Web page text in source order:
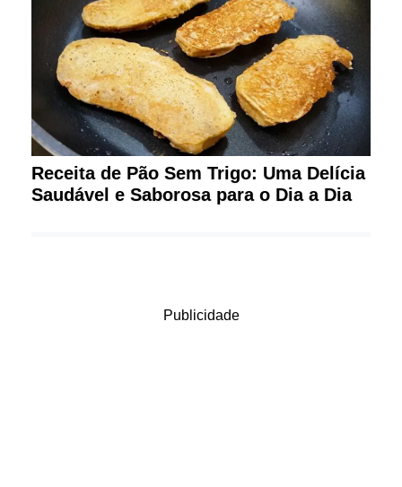
Receita de Pão Sem Trigo: Uma Delícia
Saudável e Saborosa para o Dia a Dia
Publicidade